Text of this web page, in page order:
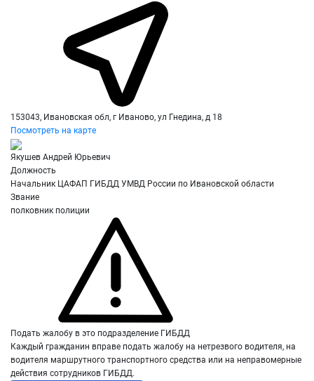
153043, Ивановская обл, г Иваново, ул Гнедина, д 18
Посмотреть на карте
Якушев Андрей Юрьевич
Должность
Начальник ЦАФАП ГИБДД УМВД России по Ивановской области
Звание
полковник полиции
Подать жалобу в это подразделение ГИБДД
Каждый гражданин вправе подать жалобу на нетрезвого водителя, на
водителя маршрутного транспортного средства или на неправомерные
действия сотрудников ГИБДД.